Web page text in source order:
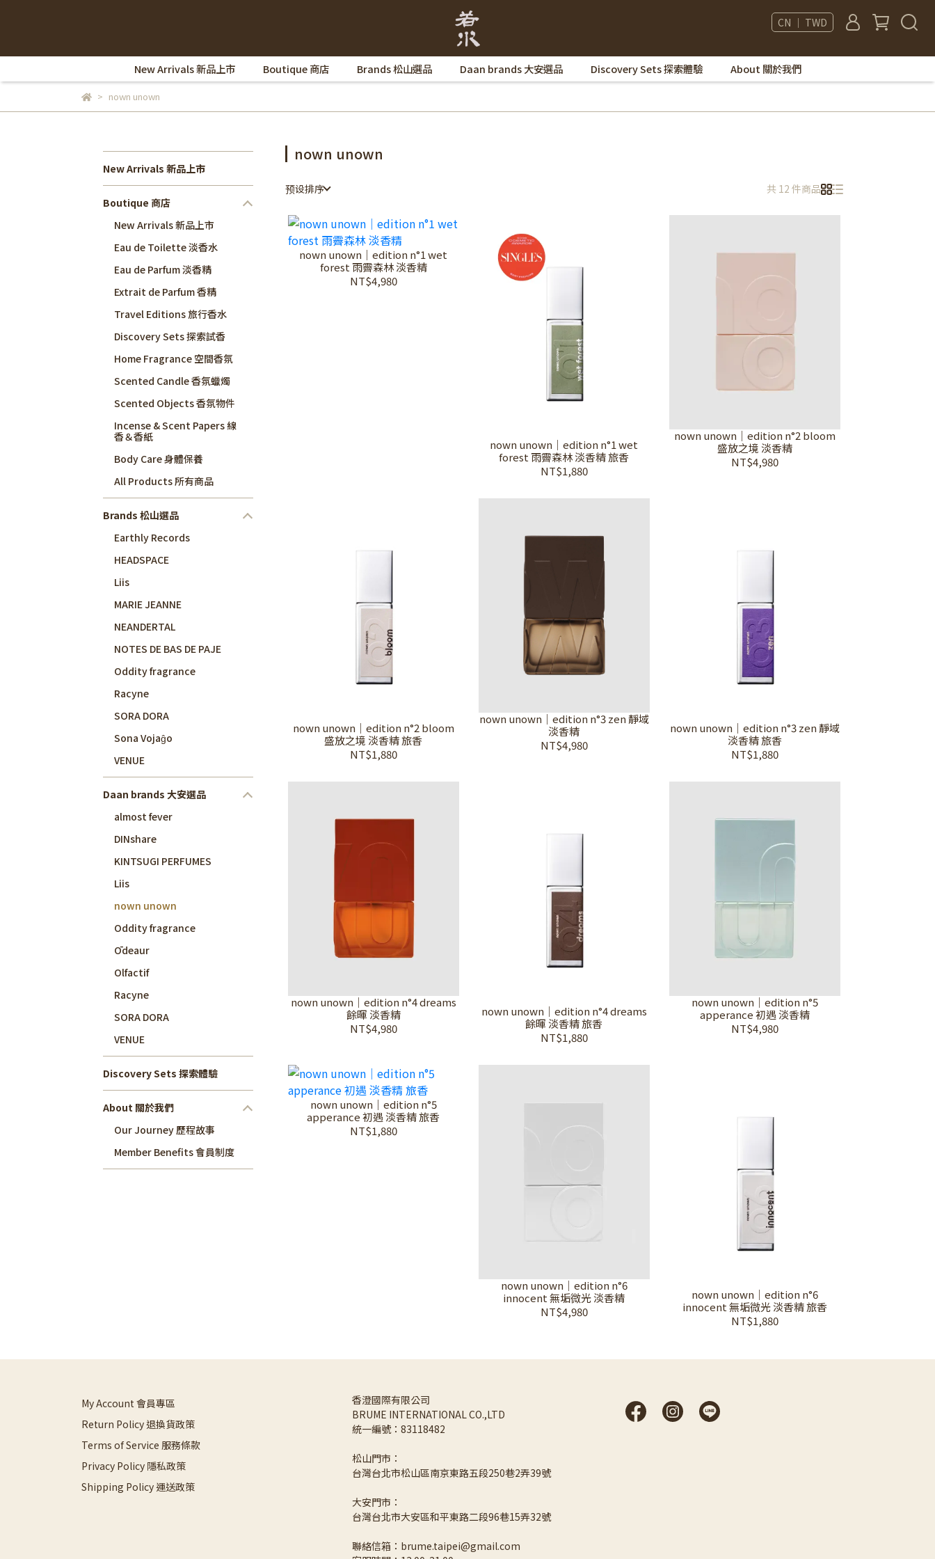
CN ｜ TWD
New Arrivals 新品上市 Boutique 商店 Brands 松山選品 Daan brands 大安選品 Discovery Sets 探索體驗 About 關於我們
nown unown
New Arrivals 新品上市
Boutique 商店
New Arrivals 新品上市
Eau de Toilette 淡香水
Eau de Parfum 淡香精
Extrait de Parfum 香精
Travel Editions 旅行香水
Discovery Sets 探索試香
Home Fragrance 空間香氛
Scented Candle 香氛蠟燭
Scented Objects 香氛物件
Incense & Scent Papers 線
香＆香紙
Body Care 身體保養
All Products 所有商品
Brands 松山選品
Earthly Records
HEADSPACE
Liis
MARIE JEANNE
NEANDERTAL
NOTES DE BAS DE PAJE
Oddity fragrance
Racyne
SORA DORA
Sona Vojaĝo
VENUE
Daan brands 大安選品
almost fever
DINshare
KINTSUGI PERFUMES
Liis
nown unown
Oddity fragrance
Ōdeaur
Olfactif
Racyne
SORA DORA
VENUE
Discovery Sets 探索體驗
About 關於我們
Our Journey 歷程故事
Member Benefits 會員制度
nown unown
预设排序 共 12 件商品
nown unown｜edition n°1 wet
forest 雨霽森林 淡香精
NT$4,980
nown unown｜edition n°1 wet
forest 雨霽森林 淡香精 旅香
NT$1,880
nown unown｜edition n°2 bloom
盛放之境 淡香精
NT$4,980
nown unown｜edition n°2 bloom
盛放之境 淡香精 旅香
NT$1,880
nown unown｜edition n°3 zen 靜域
淡香精
NT$4,980
nown unown｜edition n°3 zen 靜域
淡香精 旅香
NT$1,880
nown unown｜edition n°4 dreams
餘暉 淡香精
NT$4,980
nown unown｜edition n°4 dreams
餘暉 淡香精 旅香
NT$1,880
nown unown｜edition n°5
apperance 初遇 淡香精
NT$4,980
nown unown｜edition n°5
apperance 初遇 淡香精 旅香
NT$1,880
nown unown｜edition n°6
innocent 無垢微光 淡香精
NT$4,980
nown unown｜edition n°6
innocent 無垢微光 淡香精 旅香
NT$1,880
My Account 會員專區
Return Policy 退換貨政策
Terms of Service 服務條款
Privacy Policy 隱私政策
Shipping Policy 運送政策
香澄國際有限公司
BRUME INTERNATIONAL CO.,LTD
統一編號：83118482
松山門市：
台灣台北市松山區南京東路五段250巷2弄39號
大安門市：
台灣台北市大安區和平東路二段96巷15弄32號
聯絡信箱：brume.taipei@gmail.com